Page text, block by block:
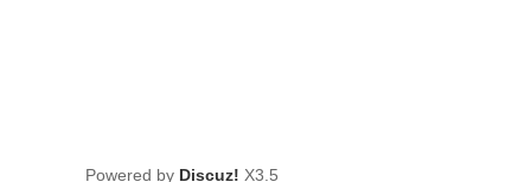
Powered by Discuz! X3.5